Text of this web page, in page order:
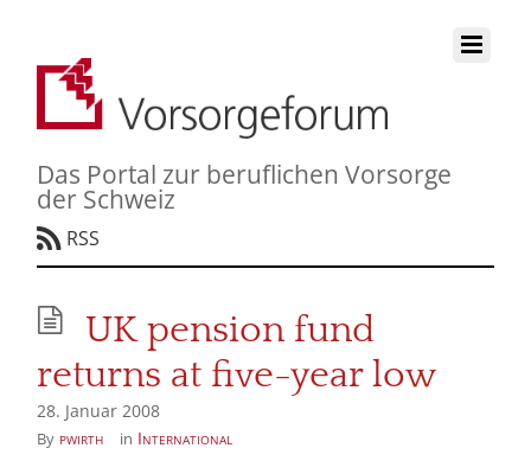
Das Portal zur beruflichen Vorsorge
der Schweiz
RSS
UK pension fund
returns at five-year low
28. Januar 2008
By pwirth in International